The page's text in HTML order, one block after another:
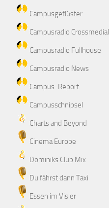
Campusgeflüster
Campusradio Crossmedial
Campusradio Fullhouse
Campusradio News
Campus-Report
Campusschnipsel
Charts and Beyond
Cinema Europe
Dominiks Club Mix
Du fährst dann Taxi
Essen im Visier